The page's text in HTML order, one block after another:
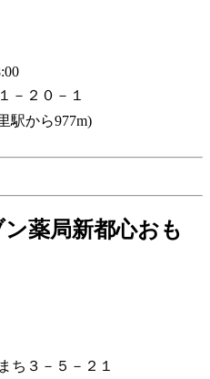
－２０－１
駅から977m)
薬局新都心おも
ち３－５－２１